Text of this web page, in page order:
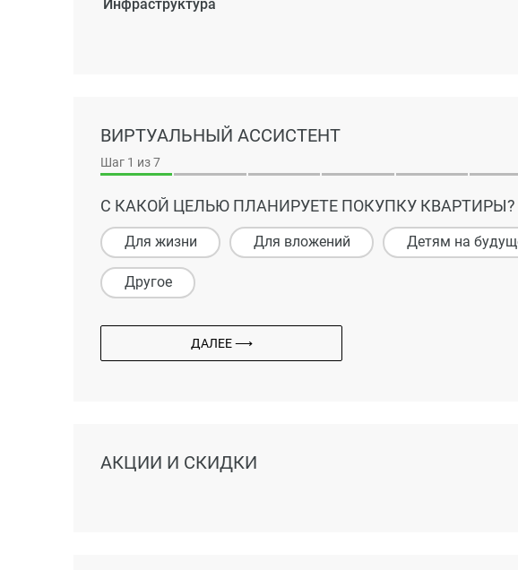
Инфраструктура
ВИРТУАЛЬНЫЙ АССИСТЕНТ
Шаг 1 из 7
С КАКОЙ ЦЕЛЬЮ ПЛАНИРУЕТЕ ПОКУПКУ КВАРТИРЫ?
Для жизни Для вложений Детям на
Другое
ДАЛЕЕ ⟶
АКЦИИ И СКИДКИ